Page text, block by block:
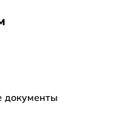
документы